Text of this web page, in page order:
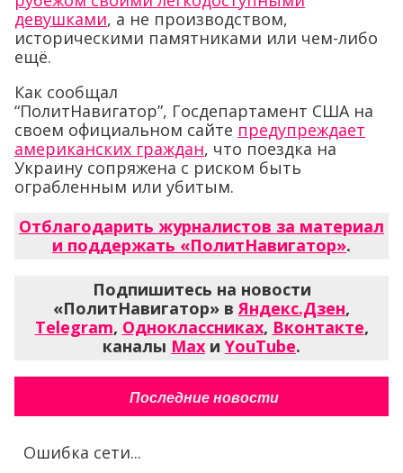
девушками, а не производством,
историческими памятниками или чем-либо
ещё.
Как сообщал
“ПолитНавигатор”, Госдепартамент США на
своем официальном сайте предупреждает
американских граждан, что поездка на
Украину сопряжена с риском быть
ограбленным или убитым.
Отблагодарить журналистов за материал
и поддержать «ПолитНавигатор».
Подпишитесь на новости
«ПолитНавигатор» вЯндекс.Дзен,
Telegram, Одноклассниках, Вконтакте,
каналы Max и YouTube.
Последние новости
Ошибка сети...